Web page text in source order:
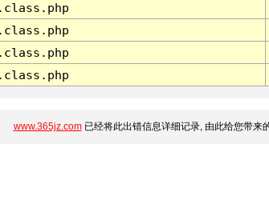
www.365jz.com已经将此出错信息详细记录, 由此给您带来